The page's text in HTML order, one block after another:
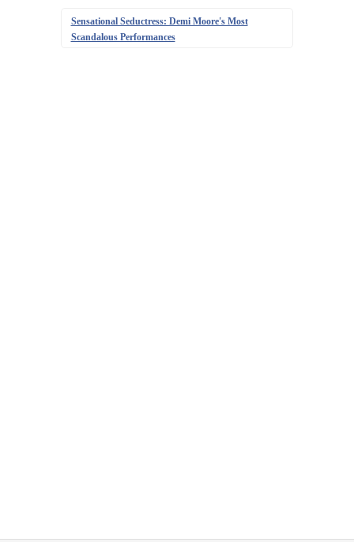
Sensational Seductress: Demi Moore's Most
Scandalous Performances